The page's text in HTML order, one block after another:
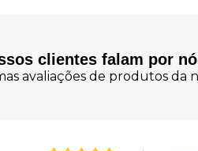
clientes falam por
avaliações de produtos da